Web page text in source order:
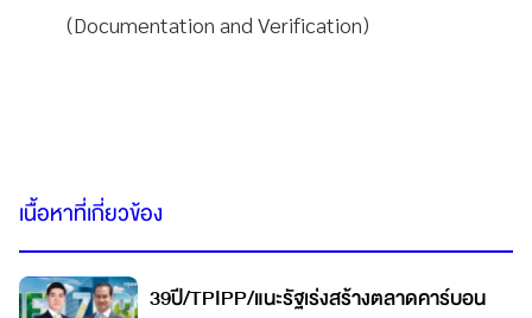
(Documentation and Verification)
เนื้อหาที่เกี่ยวข้อง
39ปี/TPIPP/แนะรัฐเร่งสร้างตลาดคาร์บอน